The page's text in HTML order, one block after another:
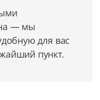
— мы
для вас
пункт.